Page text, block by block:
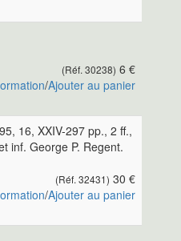
(Réf. 30238) 6 €
/Ajouter au panier
16, XXIV-297 pp., 2 ff.,
inf. George P. Regent.
(Réf. 32431) 30 €
/Ajouter au panier